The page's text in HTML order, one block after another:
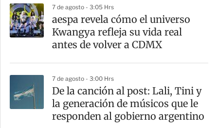
a
r
t
7 de agosto - 3:05 Hrs
aespa revela cómo el universo
Kwangya refleja su vida real
antes de volver a CDMX
7 de agosto - 3:00 Hrs
De la canción al post: Lali, Tini y
la generación de músicos que le
responden al gobierno argentino